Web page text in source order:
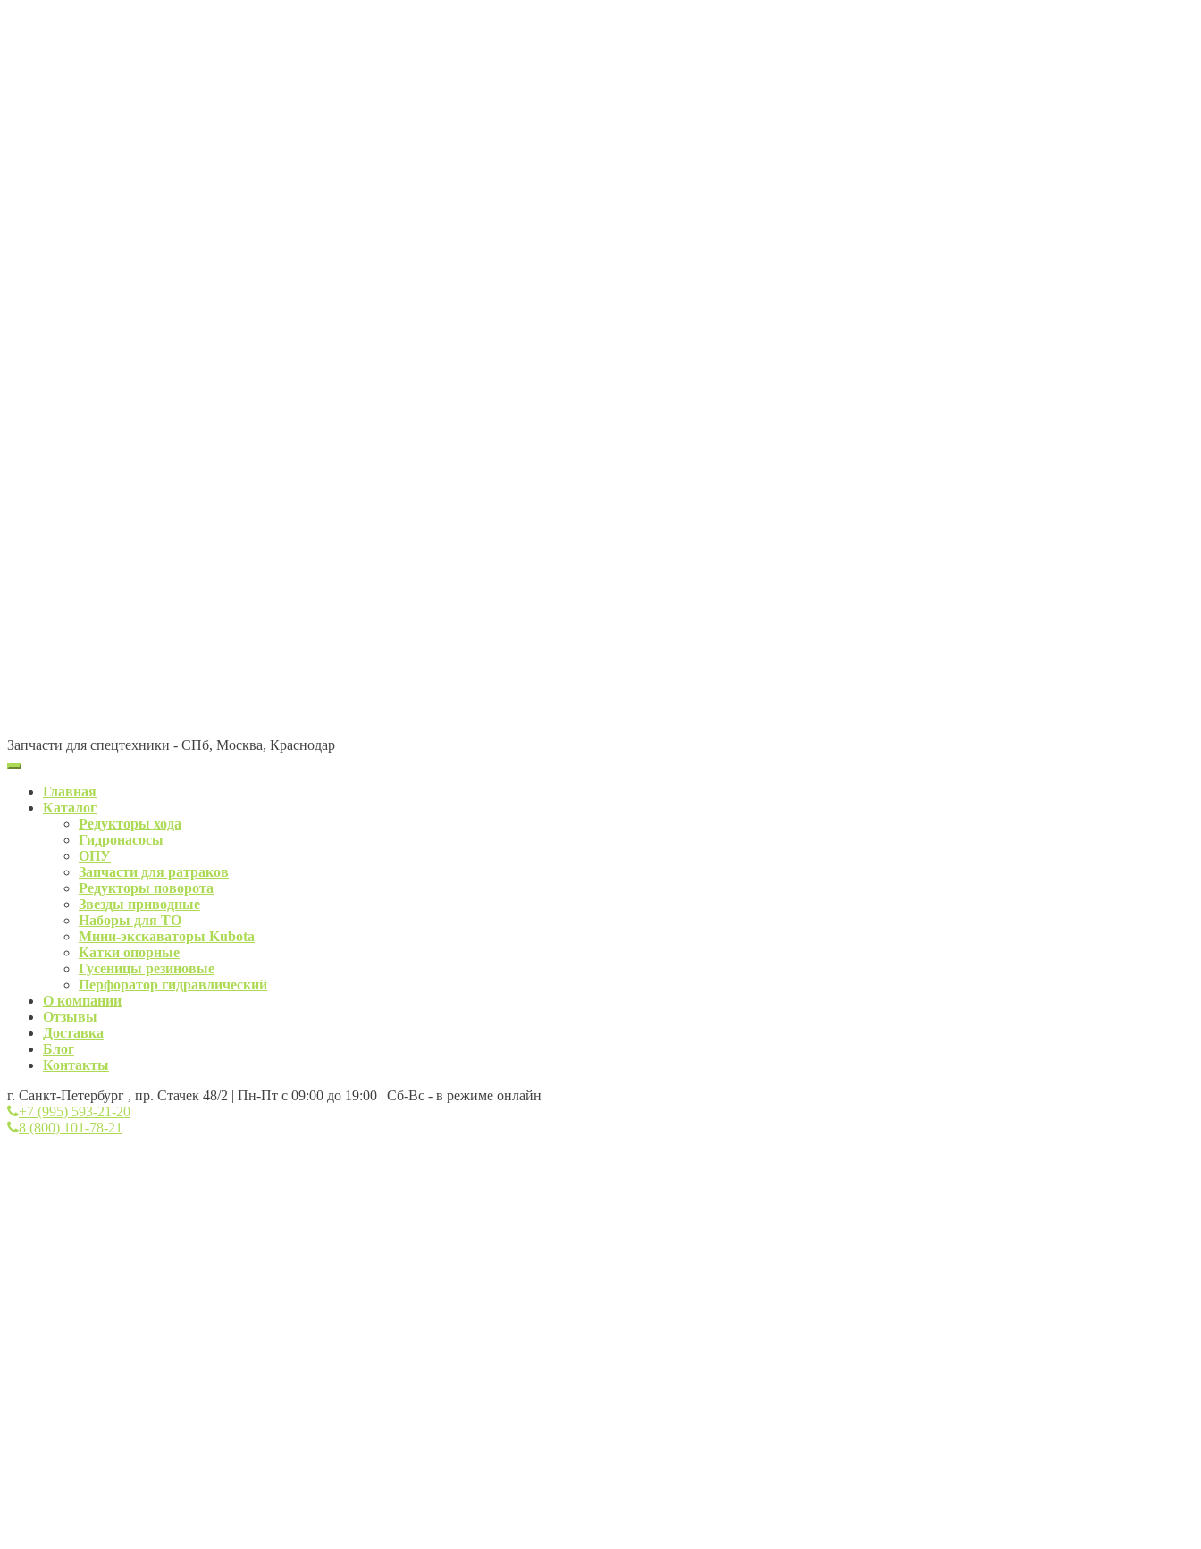
Запчасти для спецтехники - СПб, Москва, Краснодар
Главная
Каталог
Редукторы хода
Гидронасосы
ОПУ
Запчасти для ратраков
Редукторы поворота
Звезды приводные
Наборы для ТО
Мини-экскаваторы Kubota
Катки опорные
Гусеницы резиновые
Перфоратор гидравлический
О компании
Отзывы
Доставка
Блог
Контакты
г. Санкт-Петербург , пр. Стачек 48/2 | Пн-Пт с 09:00 до 19:00 | Сб-Вс - в режиме онлайн
+7 (995) 593-21-20
8 (800) 101-78-21